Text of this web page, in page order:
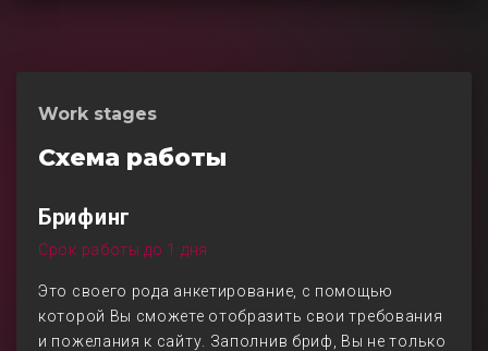
Work stages
Схема работы
Брифинг
Срок работы до 1 дня
Это своего рода анкетирование, с помощью
которой Вы сможете отобразить свои требования
и пожелания к сайту. Заполнив бриф, Вы не только